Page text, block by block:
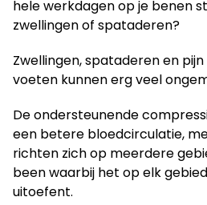
hele werkdagen op je benen
zwellingen of spataderen?
Zwellingen, spataderen en
voeten kunnen erg veel
De ondersteunende
een betere bloedcirculatie,
richten zich op meerdere
beenwaarbij het op elk
uitoefent.